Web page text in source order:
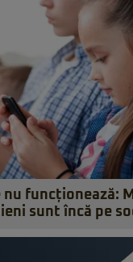
nu funcționează:
sunt încă pe